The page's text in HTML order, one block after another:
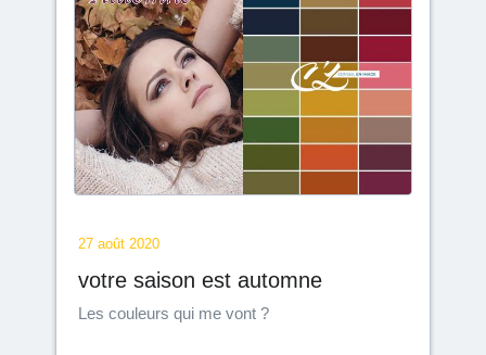
27 août 2020
votre saison est automne
Les couleurs qui me vont ?